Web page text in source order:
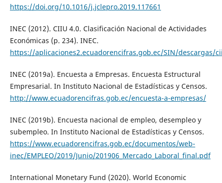
https://doi.org/10.1016/j.jclepro.2019.117661
INEC (2012). CIIU 4.0. Clasificación Nacional de Actividades
Económicas (p. 234). INEC.
https://aplicaciones2.ecuadorencifras.gob.ec/SIN/descargas/
INEC (2019a). Encuesta a Empresas. Encuesta Estructural
Empresarial. In Instituto Nacional de Estadísticas y Censos.
http://www.ecuadorencifras.gob.ec/encuesta-a-empresas/
INEC (2019b). Encuesta nacional de empleo, desempleo y
subempleo. In Instituto Nacional de Estadísticas y Censos.
https://www.ecuadorencifras.gob.ec/documentos/web-
inec/EMPLEO/2019/Junio/201906_Mercado_Laboral_final.pdf
International Monetary Fund (2020). World Economic